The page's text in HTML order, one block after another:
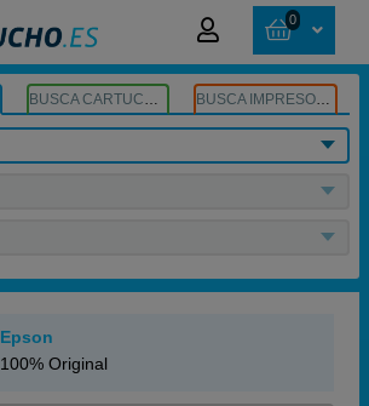
0
BUSCA CARTUCHOS BUSCA IMPRESORA
Epson
100% Original